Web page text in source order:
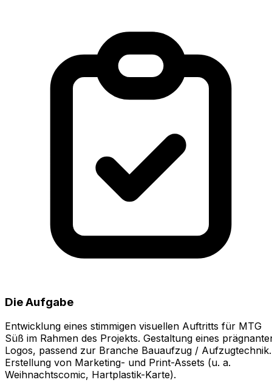
Die Aufgabe
Entwicklung eines stimmigen visuellen Auftritts für MTG
Süß im Rahmen des Projekts. Gestaltung eines
Logos, passend zur Branche Bauaufzug / Aufzugtechnik.
Erstellung von Marketing- und Print-Assets (u. a.
Weihnachtscomic, Hartplastik-Karte).